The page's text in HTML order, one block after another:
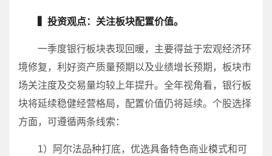
▍投资观点：关注板块配置价值。
一季度银行板块表现回暖，主要得益于宏观经济环
境修复，利好资产质量预期以及业绩增长预期，板块市
场关注度及交易量均较上年提升。全年视角看，银行板
块将延续稳健经营格局，配置价值仍将延续。个股选择
方面，可遵循两条线索：
1）阿尔法品种打底，优选具备特色商业模式和可